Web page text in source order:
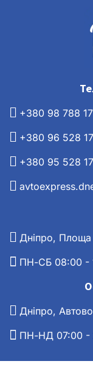
+380 98 788
+380 96 528
+380 95 528
Дніпро, Площа
ПН-СБ 08:00 -
Дніпро,
ПН-НД 07:00 -